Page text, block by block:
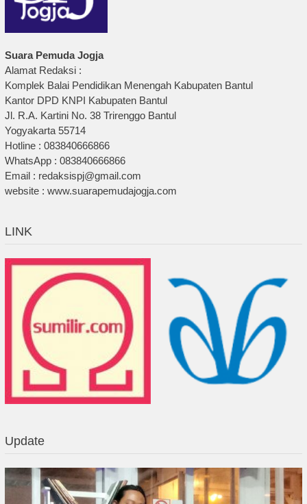
Suara Pemuda Jogja
Alamat Redaksi :
Komplek Balai Pendidikan Menengah Kabupaten Bantul
Kantor DPD KNPI Kabupaten Bantul
Jl. R.A. Kartini No. 38 Trirenggo Bantul
Yogyakarta 55714
Hotline : 083840666866
WhatsApp : 083840666866
Email : redaksispj@gmail.com
website : www.suarapemudajogja.com
LINK
Update